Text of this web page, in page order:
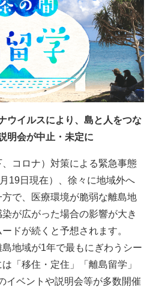
ウイルスにより、島と人をつな
明会が中止・未定に
コロナ）対策による緊急事態
19日現在）、徐々に地域外へ
で、医療環境が脆弱な離島地
が広がった場合の影響が大き
ドが続くと予想されます。
地域が1年で最もにぎわうシー
「移住・定住」「離島留学」
イベントや説明会等が多数開催